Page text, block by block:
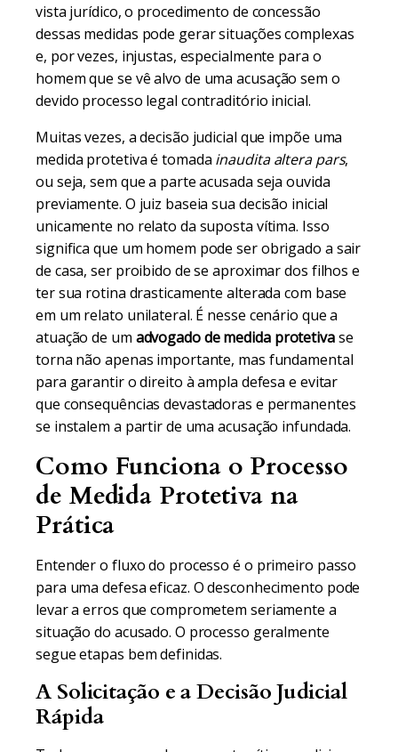
vista jurídico, o procedimento de concessão
dessas medidas pode gerar situações complexas
e, por vezes, injustas, especialmente para o
homem que se vê alvo de uma acusação sem o
devido processo legal contraditório inicial.
Muitas vezes, a decisão judicial que impõe uma
medida protetiva é tomada inaudita altera pars,
ou seja, sem que a parte acusada seja ouvida
previamente. O juiz baseia sua decisão inicial
unicamente no relato da suposta vítima. Isso
significa que um homem pode ser obrigado a sair
de casa, ser proibido de se aproximar dos filhos e
ter sua rotina drasticamente alterada com base
em um relato unilateral. É nesse cenário que a
atuação de um advogado de medida protetivase
torna não apenas importante, mas fundamental
para garantir o direito à ampla defesa e evitar
que consequências devastadoras e permanentes
se instalem a partir de uma acusação infundada.
Como Funciona o Processo
de Medida Protetiva na
Prática
Entender o fluxo do processo é o primeiro passo
para uma defesa eficaz. O desconhecimento pode
levar a erros que comprometem seriamente a
situação do acusado. O processo geralmente
segue etapas bem definidas.
A Solicitação e a Decisão Judicial
Rápida